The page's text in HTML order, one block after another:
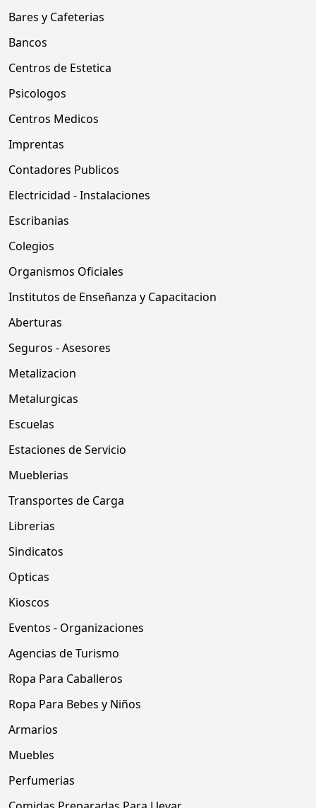
Bares y Cafeterias
Bancos
Centros de Estetica
Psicologos
Centros Medicos
Imprentas
Contadores Publicos
Electricidad - Instalaciones
Escribanias
Colegios
Organismos Oficiales
Institutos de Enseñanza y Capacitacion
Aberturas
Seguros - Asesores
Metalizacion
Metalurgicas
Escuelas
Estaciones de Servicio
Mueblerias
Transportes de Carga
Librerias
Sindicatos
Opticas
Kioscos
Eventos - Organizaciones
Agencias de Turismo
Ropa Para Caballeros
Ropa Para Bebes y Niños
Armarios
Muebles
Perfumerias